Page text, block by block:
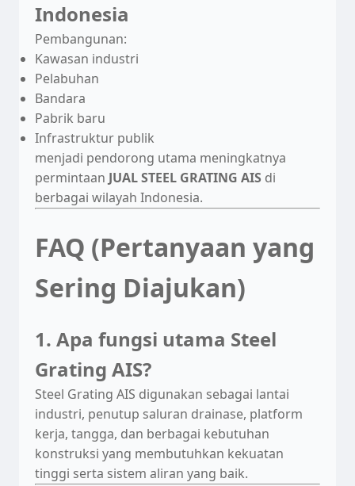
Indonesia
Pembangunan:
Kawasan industri
Pelabuhan
Bandara
Pabrik baru
Infrastruktur publik
menjadi pendorong utama meningkatnya
permintaan JUAL STEEL GRATING AIS di
berbagai wilayah Indonesia.
FAQ (Pertanyaan yang
Sering Diajukan)
1. Apa fungsi utama Steel
Grating AIS?
Steel Grating AIS digunakan sebagai lantai
industri, penutup saluran drainase, platform
kerja, tangga, dan berbagai kebutuhan
konstruksi yang membutuhkan kekuatan
tinggi serta sistem aliran yang baik.